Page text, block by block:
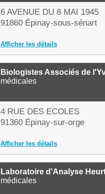
6 AVENUE DU 8 MAI 1945
91860 Épinay-sous-sénart
Afficher les détails
Biologistes Associés de
médicales
4 RUE DES ECOLES
91360 Épinay-sur-orge
Afficher les détails
Laboratoire d'Analyse
médicales